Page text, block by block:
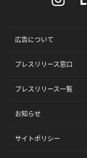
広告について
プレスリリース窓口
プレスリリース一覧
お知らせ
サイトポリシー